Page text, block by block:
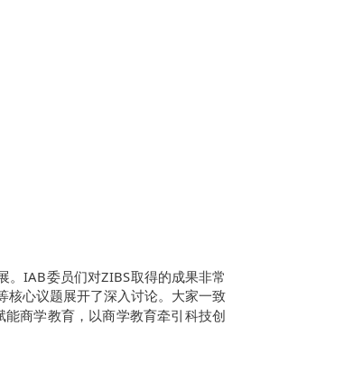
。IAB委员们对ZIBS取得的成果非常
核心议题展开了深入讨论。大家一致
商学教育，以商学教育牵引科技创